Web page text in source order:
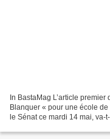
In BastaMag L’article
Blanquer « pour une école
le Sénat ce mardi 14 mai, va-